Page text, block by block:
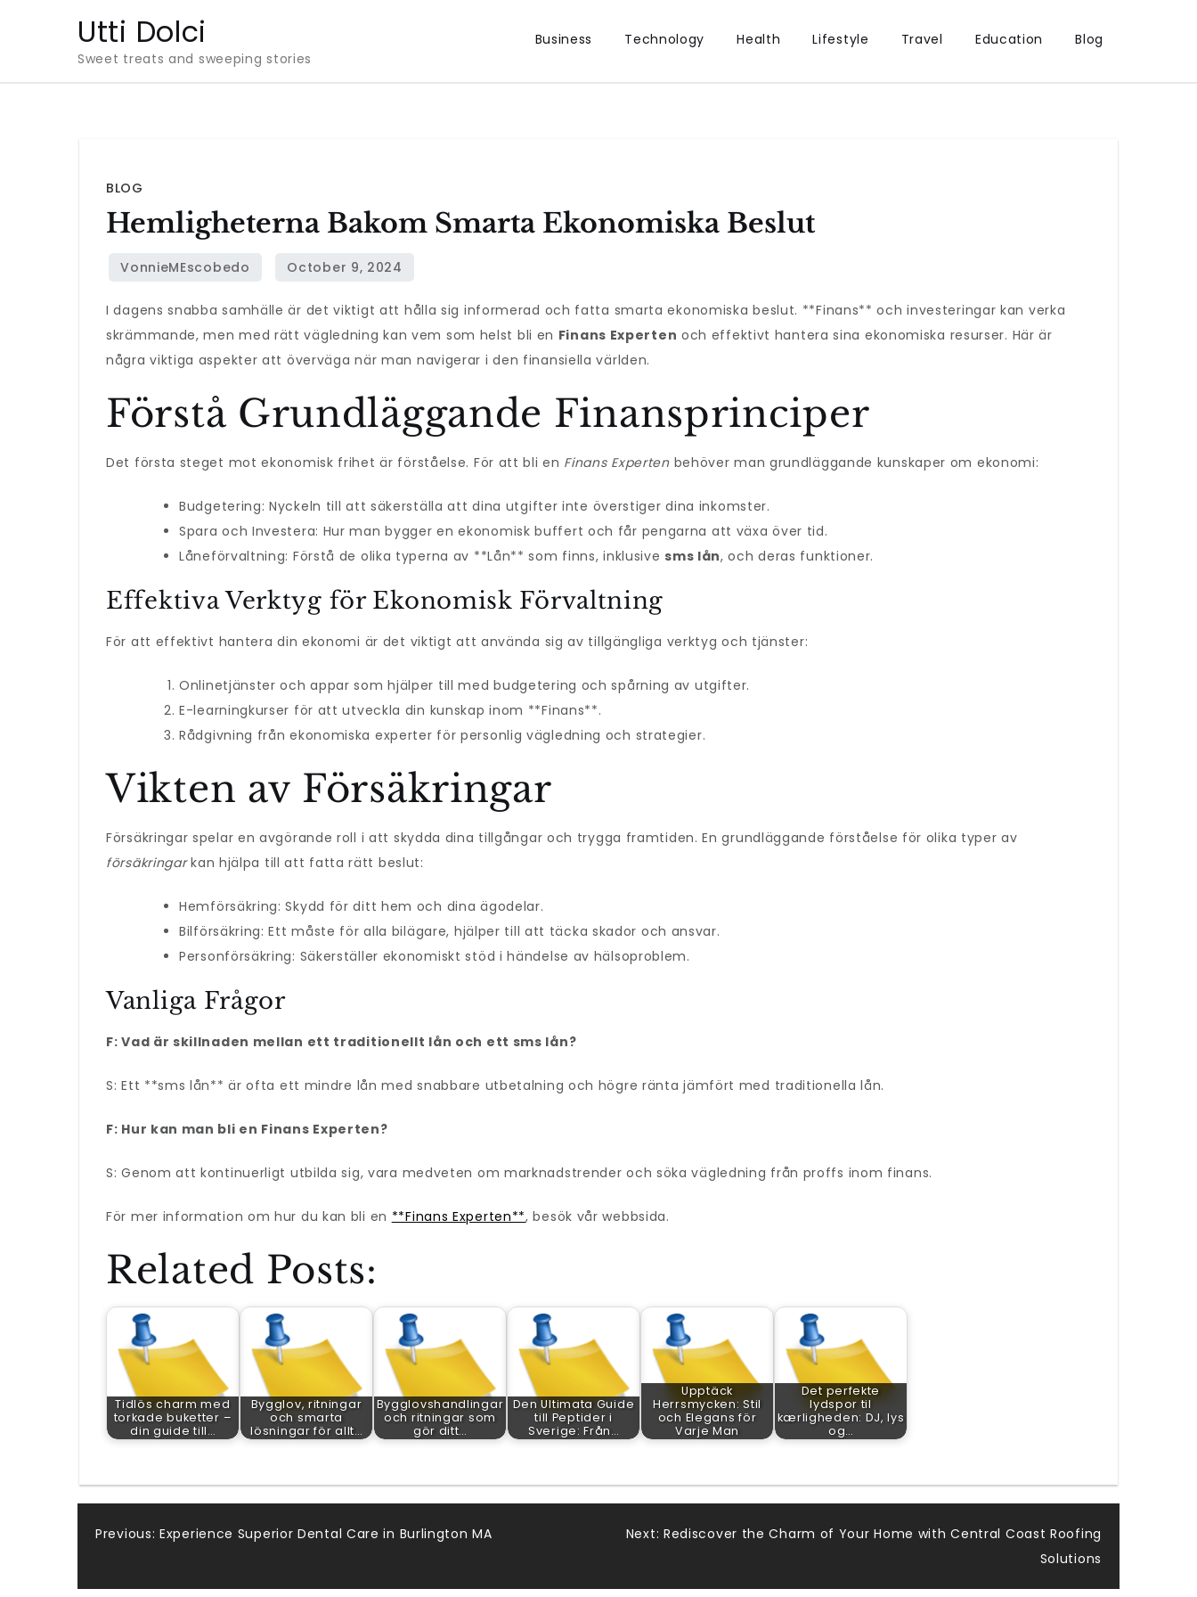
Utti Dolci
Sweet treats and sweeping stories
Business Technology Health Lifestyle Travel Education Blog
BLOG
Hemligheterna Bakom Smarta Ekonomiska Beslut
I dagens snabba samhälle är det viktigt att hålla sig informerad och fatta smarta ekonomiska beslut. **Finans** och investeringar kan verka
skrämmande, men med rätt vägledning kan vem som helst bli en Finans Experten och effektivt hantera sina ekonomiska resurser. Här är
några viktiga aspekter att överväga när man navigerar i den finansiella världen.
Förstå Grundläggande Finansprinciper
Det första steget mot ekonomisk frihet är förståelse. För att bli en Finans Expertenbehöver man grundläggande kunskaper om ekonomi:
Budgetering: Nyckeln till att säkerställa att dina utgifter inte överstiger dina inkomster.
Spara och Investera: Hur man bygger en ekonomisk buffert och får pengarna att växa över tid.
Låneförvaltning: Förstå de olika typerna av **Lån** som finns, inklusivesms lån, och deras funktioner.
Effektiva Verktyg för Ekonomisk Förvaltning
För att effektivt hantera din ekonomi är det viktigt att använda sig av tillgängliga verktyg och tjänster:
Onlinetjänster och appar som hjälper till med budgetering och spårning av utgifter.
E-learningkurser för att utveckla din kunskap inom **Finans**.
Rådgivning från ekonomiska experter för personlig vägledning och strategier.
Vikten av Försäkringar
Försäkringar spelar en avgörande roll i att skydda dina tillgångar och trygga framtiden. En grundläggande förståelse för olika typer av
försäkringarkan hjälpa till att fatta rätt beslut:
Hemförsäkring: Skydd för ditt hem och dina ägodelar.
Bilförsäkring: Ett måste för alla bilägare, hjälper till att täcka skador och ansvar.
Personförsäkring: Säkerställer ekonomiskt stöd i händelse av hälsoproblem.
Vanliga Frågor
F: Vad är skillnaden mellan ett traditionellt lån och ett sms lån?
S: Ett **sms lån** är ofta ett mindre lån med snabbare utbetalning och högre ränta jämfört med traditionella lån.
F: Hur kan man bli en Finans Experten?
S: Genom att kontinuerligt utbilda sig, vara medveten om marknadstrender och söka vägledning från proffs inom finans.
För mer information om hur du kan bli en **Finans Experten**, besök vår webbsida.
Related Posts:
Tidlös charm med
torkade buketter –
din guide till…
Bygglov, ritningar
och smarta
lösningar för allt…
Bygglovshandlingar
och ritningar som
gör ditt…
Den Ultimata Guide
till Peptider i
Sverige: Från…
Upptäck
Herrsmycken: Stil
och Elegans för
Varje Man
Det perfekte
lydspor til
kærligheden: DJ, lys
og…
Post
navigation
Previous: Experience Superior Dental Care in Burlington MA Next: Rediscover the Charm of Your Home with Central Coast Roofing
Solutions